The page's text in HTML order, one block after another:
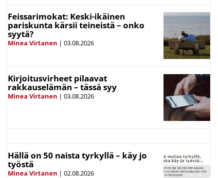
Feissarimokat: Keski-ikäinen
pariskunta kärsii teineistä – onko
syytä?
Minea Virtanen | 03.08.2026
Kirjoitusvirheet pilaavat
rakkauselämän – tässä syy
Minea Virtanen | 03.08.2026
Hällä on 50 naista tyrkyllä – käy jo
työstä
Minea Virtanen | 02.08.2026